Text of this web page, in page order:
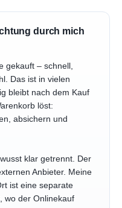
durch mich
gekauft – schnell,
Das ist in vielen
bleibt nach dem Kauf
löst:
absichern und
klar getrennt. Der
Anbieter. Meine
ist eine separate
wo der Onlinekauf